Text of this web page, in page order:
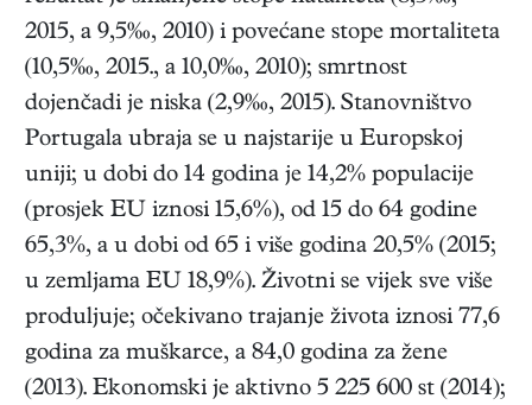
2015, a 9,5‰, 2010) i povećane stope mortaliteta
(10,5‰, 2015., a 10,0‰, 2010); smrtnost
dojenčadi je niska (2,9‰, 2015). Stanovništvo
Portugala ubraja se u najstarije u Europskoj
uniji; u dobi do 14 godina je 14,2% populacije
(prosjek EU iznosi 15,6%), od 15 do 64 godine
65,3%, a u dobi od 65 i više godina 20,5% (2015;
u zemljama EU 18,9%). Životni se vijek sve više
produljuje; očekivano trajanje života iznosi 77,6
godina za muškarce, a 84,0 godina za žene
(2013). Ekonomski je aktivno 5 225 600 st (2014);